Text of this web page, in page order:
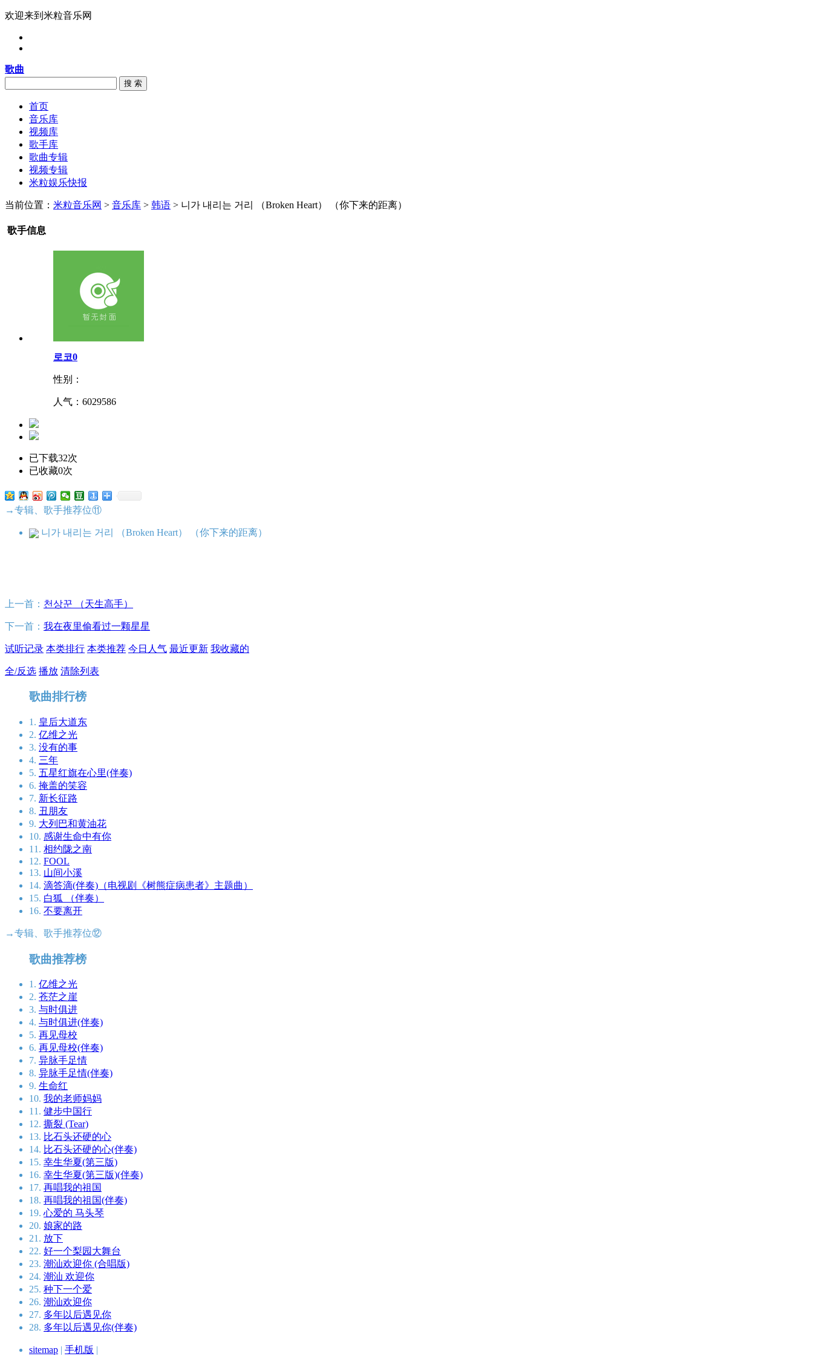
欢迎来到米粒音乐网
歌曲
搜 索
首页
音乐库
视频库
歌手库
歌曲专辑
视频专辑
米粒娱乐快报
当前位置： 米粒音乐网 > 音乐库 > 韩语 > 니가 내리는 거리 （Broken Heart） （你下来的距离）
歌手信息
로코0
性别：
人气： 6029586
已下载32次
已收藏0次
→专辑、歌手推荐位⑪
니가 내리는 거리 （Broken Heart） （你下来的距离）
上一首： 천상꾼 （天生高手）
下一首： 我在夜里偷看过一颗星星
试听记录 本类排行 本类推荐 今日人气 最近更新 我收藏的
全/反选 播放 清除列表
歌曲排行榜
1. 皇后大道东
2. 亿维之光
3. 没有的事
4. 三年
5. 五星红旗在心里(伴奏)
6. 掩盖的笑容
7. 新长征路
8. 丑朋友
9. 大列巴和黄油花
10. 感谢生命中有你
11. 相约陇之南
12. FOOL
13. 山间小溪
14. 滴答滴(伴奏)（电视剧《树熊症病患者》主题曲）
15. 白狐 （伴奏）
16. 不要离开
→专辑、歌手推荐位⑫
歌曲推荐榜
1. 亿维之光
2. 苍茫之崖
3. 与时俱进
4. 与时俱进(伴奏)
5. 再见母校
6. 再见母校(伴奏)
7. 异脉手足情
8. 异脉手足情(伴奏)
9. 生命红
10. 我的老师妈妈
11. 健步中国行
12. 撕裂 (Tear)
13. 比石头还硬的心
14. 比石头还硬的心(伴奏)
15. 幸生华夏(第三版)
16. 幸生华夏(第三版)(伴奏)
17. 再唱我的祖国
18. 再唱我的祖国(伴奏)
19. 心爱的 马头琴
20. 娘家的路
21. 放下
22. 好一个梨园大舞台
23. 潮汕欢迎你 (合唱版)
24. 潮汕 欢迎你
25. 种下一个爱
26. 潮汕欢迎你
27. 多年以后遇见你
28. 多年以后遇见你(伴奏)
sitemap | 手机版 |